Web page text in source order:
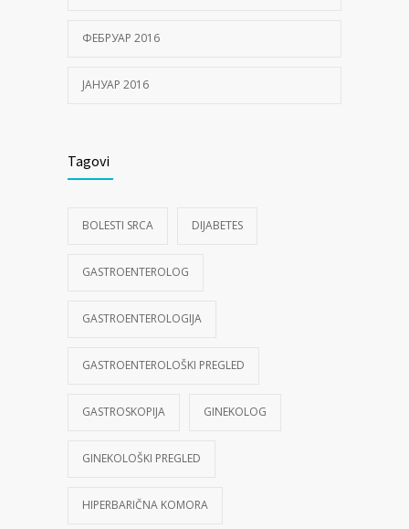
ФЕБРУАР 2016
ЈАНУАР 2016
Tagovi
BOLESTI SRCA DIJABETES
GASTROENTEROLOG
GASTROENTEROLOGIJA
GASTROENTEROLOŠKI PREGLED
GASTROSKOPIJA GINEKOLOG
GINEKOLOŠKI PREGLED
HIPERBARIČNA KOMORA